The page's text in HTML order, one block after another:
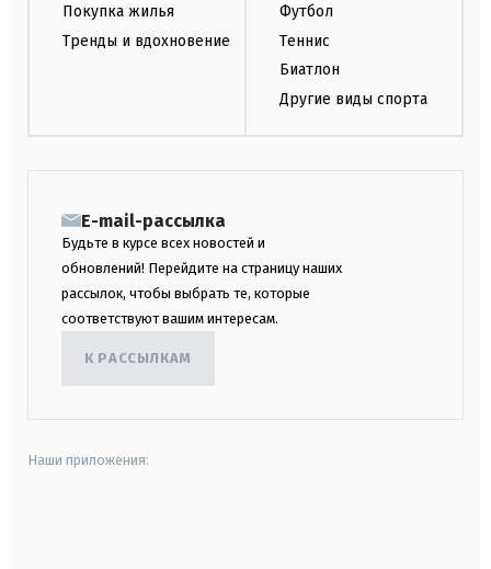
Покупка жилья
Тренды и вдохновение
Футбол
Теннис
Биатлон
Другие виды спорта
E-mail-рассылка
Будьте в курсе всех новостей и
обновлений! Перейдите на страницу наших
рассылок, чтобы выбрать те, которые
соответствуют вашим интересам.
К РАССЫЛКАМ
Наши приложения: